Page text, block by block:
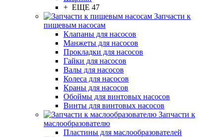
+ ЕЩЕ 47
Запчасти к
пищевым насосам
Клапаны для насосов
Манжеты для насосов
Прокладки для насосов
Гайки для насосов
Валы для насосов
Колеса для насосов
Краны для насосов
Обоймы для винтовых насосов
Винты для винтовых насосов
Запчасти к
маслообразователю
Пластины для маслообразователей